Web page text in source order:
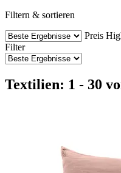
Filtern & sortieren
Preis
Filter
Textilien: 1 - 30